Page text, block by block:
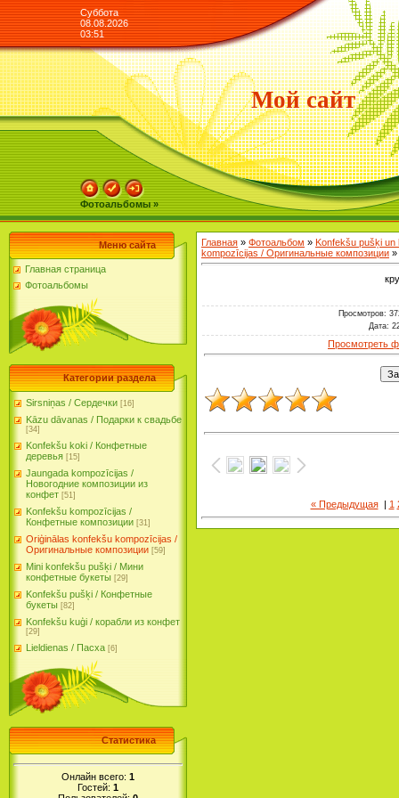
Суббота
08.08.2026
03:51
Мой сайт
Фотоальбомы »
Меню сайта
Главная страница
Фотоальбомы
Категории раздела
Sirsniņas / Сердечки [16]
Kāzu dāvanas / Подарки к свадьбе
[34]
Konfekšu koki / Конфетные
деревья [15]
Jaungada kompozīcijas /
Новогодние композиции из
конфет [51]
Konfekšu kompozīcijas /
Конфетные композиции [31]
Oriģinālas konfekšu kompozīcijas /
Оригинальные композиции [59]
Mini konfekšu pušķi / Мини
конфетные букеты [29]
Konfekšu pušķi / Конфетные
букеты [82]
Konfekšu kuģi / корабли из конфет
[29]
Lieldienas / Пасха [6]
Статистика
Онлайн всего: 1
Гостей: 1
Главная » Фотоальбом » Konfekšu pušķi
kompozīcijas / Оригинальные композиции »
Просмотров:
Дата:
Просмотреть
« Предыдущая| 1